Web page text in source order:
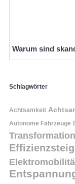
Warum sind
Schlagwörter
Achtsamkeit
Autonome Fahrzeuge
Transformation